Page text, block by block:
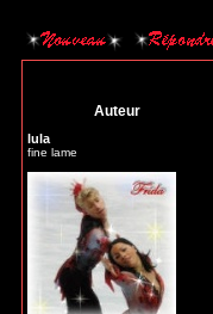
Auteur
lula
fine lame